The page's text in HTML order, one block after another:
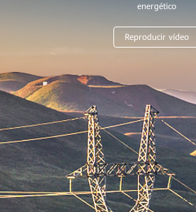
energético
Reproducir vídeo